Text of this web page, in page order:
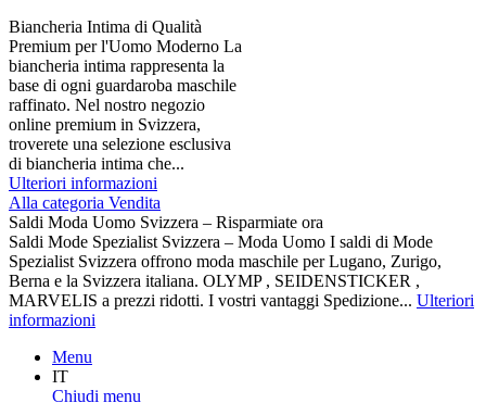
Biancheria Intima di Qualità
Premium per l'Uomo Moderno La
biancheria intima rappresenta la
base di ogni guardaroba maschile
raffinato. Nel nostro negozio
online premium in Svizzera,
troverete una selezione esclusiva
di biancheria intima che...
Ulteriori informazioni
Alla categoria Vendita
Saldi Moda Uomo Svizzera – Risparmiate ora
Saldi Mode Spezialist Svizzera – Moda Uomo I saldi di Mode
Spezialist Svizzera offrono moda maschile per Lugano, Zurigo,
Berna e la Svizzera italiana. OLYMP , SEIDENSTICKER ,
MARVELIS a prezzi ridotti. I vostri vantaggi Spedizione... Ulteriori
informazioni
Menu
IT
Chiudi menu